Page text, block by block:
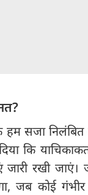
सजा निलंबित
कि
जारी रखी
जब कोई गंभीर